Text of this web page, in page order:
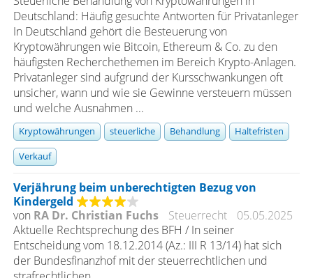
Deutschland: Häufig gesuchte Antworten für Privatanleger
In Deutschland gehört die Besteuerung von
Kryptowährungen wie Bitcoin, Ethereum & Co. zu den
häufigsten Recherchethemen im Bereich Krypto-Anlagen.
Privatanleger sind aufgrund der Kursschwankungen oft
unsicher, wann und wie sie Gewinne versteuern müssen
und welche Ausnahmen ...
Kryptowährungen steuerliche Behandlung Haltefristen
Verkauf
Verjährung beim unberechtigten Bezug von
Kindergeld
von RA Dr. Christian Fuchs Steuerrecht
05.05.2025
Aktuelle Rechtsprechung des BFH / In seiner
Entscheidung vom 18.12.2014 (Az.: III R 13/14) hat sich
der Bundesfinanzhof mit der steuerrechtlichen und